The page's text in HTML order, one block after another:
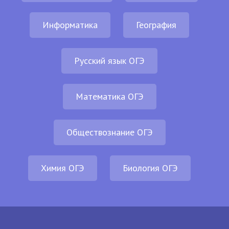
Информатика География
Русский язык ОГЭ
Математика ОГЭ
Обществознание ОГЭ
Химия ОГЭ Биология ОГЭ